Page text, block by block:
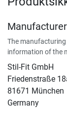
The
information of the
Stil-Fit GmbH
Friedenstraße
81671 München
Germany